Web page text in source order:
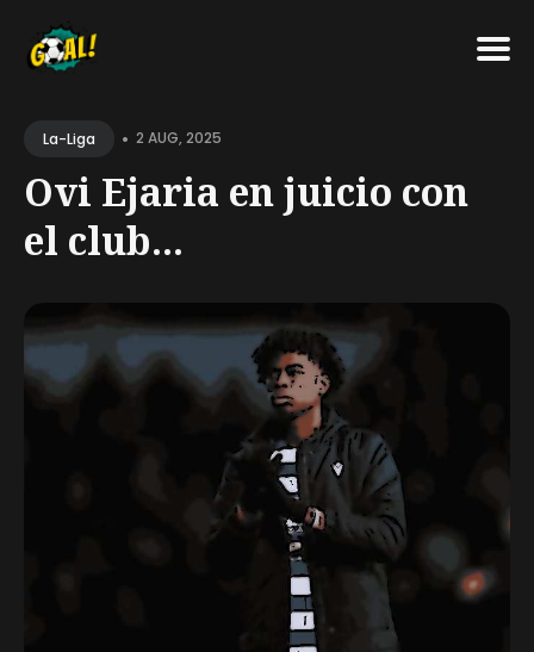
forLa-Liga • 2 AUG, 2025
Ovi Ejaria en juicio con
el club...